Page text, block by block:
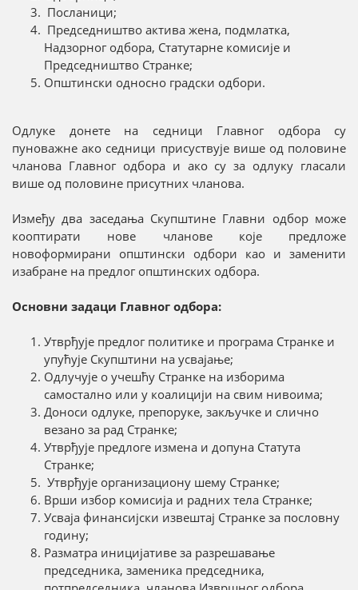
Посланици;
Председништво актива жена, подмлатка,
Надзорног одбора, Статутарне комисије и
Председништво Странке;
Општински односно градски одбори.
Одлуке донете на седници Главног одбора су
пуноважне ако седници присуствује више од половине
чланова Главног одбора и ако су за одлуку гласали
више од половине присутних чланова.
Између два заседања Скупштине Главни одбор може
кооптирати нове чланове које предложе
новоформирани општински одбори као и заменити
изабране на предлог општинских одбора.
Основни задаци Главног одбора:
Утврђује предлог политике и програма Странке и
упућује Скупштини на усвајање;
Одлучује о учешћу Странке на изборима
самостално или у коалицији на свим нивоима;
Доноси одлуке, препоруке, закључке и слично
везано за рад Странке;
Утврђује предлоге измена и допуна Статута
Странке;
Утврђује организациону шему Странке;
Врши избор комисија и радних тела Странке;
Усваја финансијски извештај Странке за пословну
годину;
Разматра иницијативе за разрешавање
председника, заменика председника,